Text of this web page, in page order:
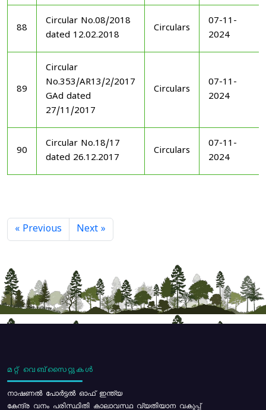
88
Circular No.08/2018
dated 12.02.2018
Circulars
07-11-
2024
89
Circular
No.353/AR13/2/2017
GAd dated
27/11/2017
Circulars
07-11-
2024
90
Circular No.18/17
dated 26.12.2017
Circulars
07-11-
2024
« Previous Next »
മറ്റ് വെബ്സൈറ്റുകൾ
നാഷണൽ പോർട്ടൽ ഓഫ് ഇന്ത്യ
കേന്ദ്ര വനം പരിസ്ഥിതി കാലാവസ്ഥ വ്യതിയാന വകുപ്പ്